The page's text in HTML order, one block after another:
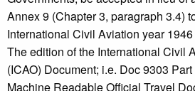
Annex 9 (Chapter 3, paragraph 3.4)
International Civil Aviation year
The edition of the International Civil
(ICAO) Document; i.e. Doc 9303
Machine Readable Official Travel